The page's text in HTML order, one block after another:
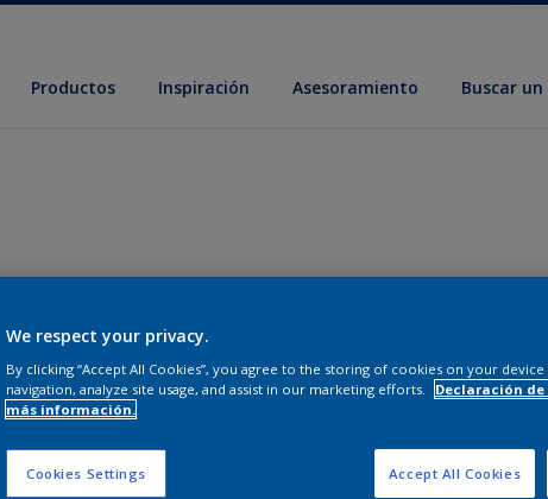
Productos Inspiración Asesoramiento Buscar
We respect your privacy.
By clicking “Accept All Cookies”, you agree to the storing of cookies on your
navigation, analyze site usage, and assist in our marketing efforts.
Declaración
más información.
Cookies Settings Accept All Cookies